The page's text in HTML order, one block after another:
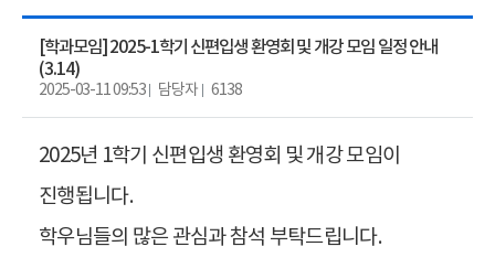
[학과모임] 2025-1학기 신편입생 환영회 및 개강 모임 일정 안내
(3.14)
2025-03-11 09:53 담당자 6138
2025년 1학기 신편입생 환영회 및 개강 모임이
진행됩니다.
학우님들의 많은 관심과 참석 부탁드립니다.